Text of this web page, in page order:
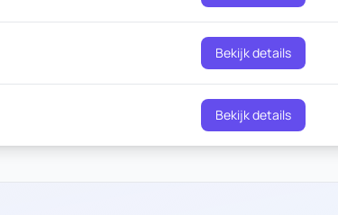
Bekijk details
Bekijk details